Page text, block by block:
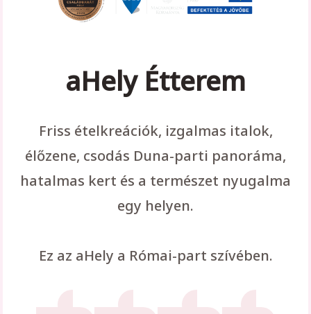
aHely Étterem
Friss ételkreációk, izgalmas italok,
élőzene, csodás Duna-parti panoráma,
hatalmas kert és a természet nyugalma
egy helyen.
Ez az aHely a Római-part szívében.